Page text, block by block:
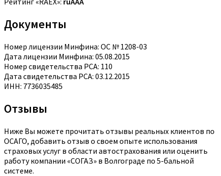
Документы
Номер лицензии Минфина: ОС № 1208-03
Дата лицензии Минфина: 05.08.2015
Номер свидетельства РСА: 110
Дата свидетельства РСА: 03.12.2015
ИНН: 7736035485
Отзывы
Ниже Вы можете прочитать отзывы реальных клиентов по
ОСАГО, добавить отзыв о своем опыте использования
страховых услуг в области автострахования или оценить
работу компании «СОГАЗ» в Волгограде по 5-бальной
системе.